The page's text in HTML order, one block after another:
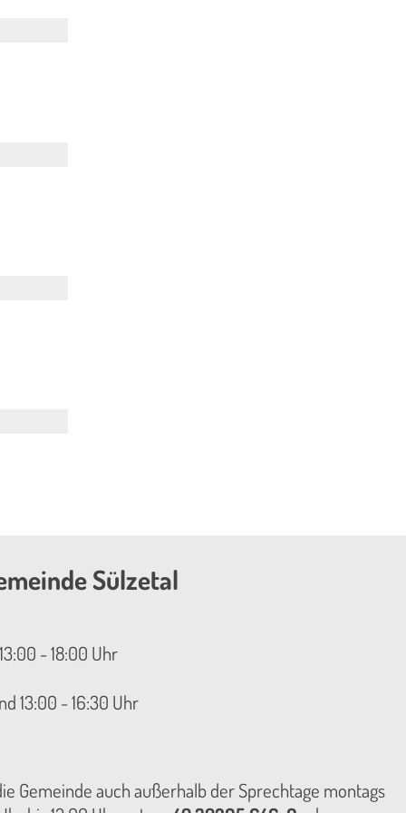
Sülzetal
- 18:00 Uhr
13:00 - 16:30 Uhr
Gemeinde auch außerhalb der Sprechtage montags